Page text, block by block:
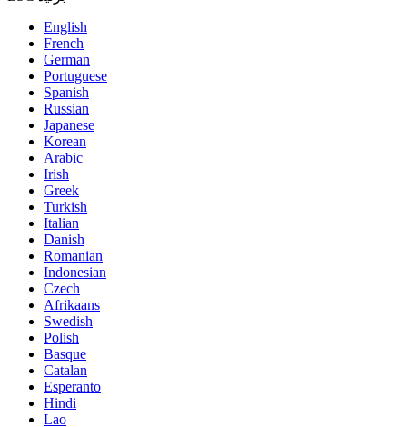
English
French
German
Portuguese
Spanish
Russian
Japanese
Korean
Arabic
Irish
Greek
Turkish
Italian
Danish
Romanian
Indonesian
Czech
Afrikaans
Swedish
Polish
Basque
Catalan
Esperanto
Hindi
Lao